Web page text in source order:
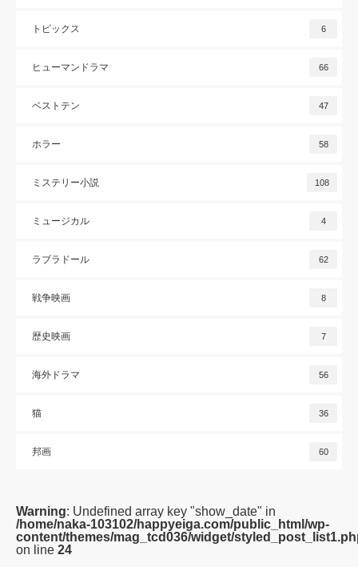
トピックス 6
ヒューマンドラマ 66
ベストテン 47
ホラー 58
ミステリー小説 108
ミュージカル 4
ラブラドール 62
戦争映画 8
歴史映画 7
海外ドラマ 56
猫 36
邦画 60
Warning: Undefined array key "show_date" in
/home/naka-103102/happyeiga.com/public_html/wp-
content/themes/mag_tcd036/widget/
on line 24